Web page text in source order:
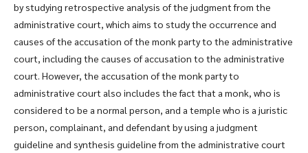
by studying retrospective analysis of the judgment from the
administrative court, which aims to study the occurrence and
causes of the accusation of the monk party to the administrative
court, including the causes of accusation to the administrative
court. However, the accusation of the monk party to
administrative court also includes the fact that a monk, who is
considered to be a normal person, and a temple who is a juristic
person, complainant, and defendant by using a judgment
guideline and synthesis guideline from the administrative court